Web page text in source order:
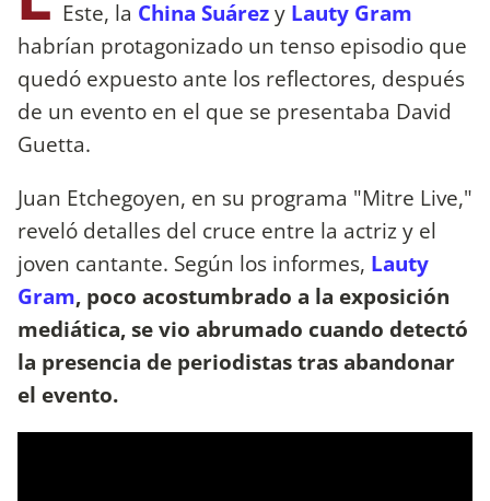
Este, la China Suárezy Lauty Gram
habrían protagonizado un tenso episodio que
quedó expuesto ante los reflectores, después
de un evento en el que se presentaba David
Guetta.
Juan Etchegoyen, en su programa "Mitre Live,"
reveló detalles del cruce entre la actriz y el
joven cantante. Según los informes, Lauty
Gram, poco acostumbrado a la exposición
mediática, se vio abrumado cuando detectó
la presencia de periodistas tras abandonar
el evento.